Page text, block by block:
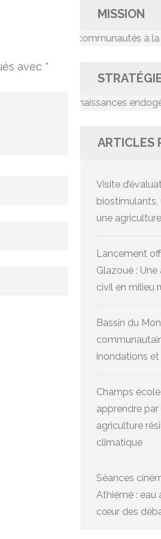
avec *
MISSION
les communautés à la
des connaissances
ARTICLES
Visite
une
Lancement
Glazoué :
civil en milieu
Bassin du
inondations
Champs
apprendre
agriculture
climatique
Séances
Athiémé : eau
cœur des